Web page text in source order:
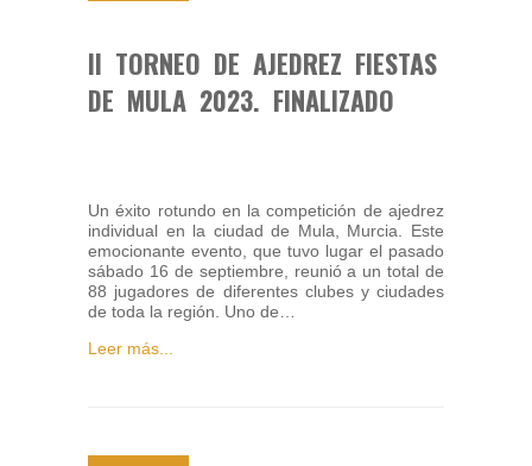
II TORNEO DE AJEDREZ FIESTAS
DE MULA 2023. FINALIZADO
Un éxito rotundo en la competición de ajedrez
individual en la ciudad de Mula, Murcia. Este
emocionante evento, que tuvo lugar el pasado
sábado 16 de septiembre, reunió a un total de
88 jugadores de diferentes clubes y ciudades
de toda la región. Uno de…
Leer más...